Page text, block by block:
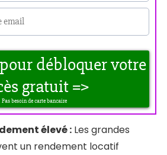
élevé : Les grandes
un rendement locatif